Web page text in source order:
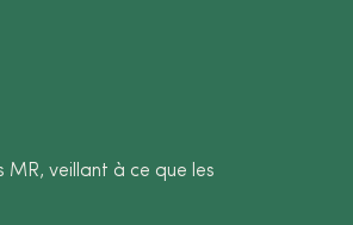
MR, veillant à ce que les